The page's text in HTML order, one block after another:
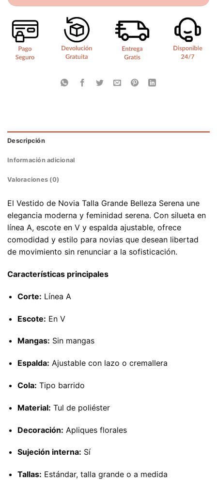
Descripción
Información adicional
Valoraciones (0)
El Vestido de Novia Talla Grande Belleza Serena une
elegancia moderna y feminidad serena. Con silueta en
línea A, escote en V y espalda ajustable, ofrece
comodidad y estilo para novias que desean libertad
de movimiento sin renunciar a la sofisticación.
Características principales
Corte: Línea A
Escote: En V
Mangas: Sin mangas
Espalda: Ajustable con lazo o cremallera
Cola: Tipo barrido
Material: Tul de poliéster
Decoración: Apliques florales
Sujeción interna: Sí
Tallas: Estándar, talla grande o a medida